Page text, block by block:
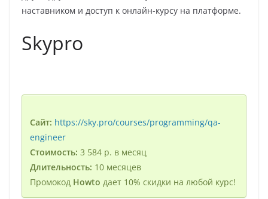
наставником и доступ к онлайн-курсу на платформе.
Skypro
Сайт: https://sky.pro/courses/programming/qa-
engineer
Стоимость: 3 584 р. в месяц
Длительность: 10 месяцев
Промокод Howto дает 10% скидки на любой курс!